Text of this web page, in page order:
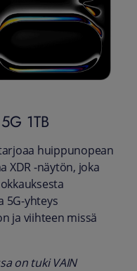
1TB
huippunopean
XDR -näytön, joka
5G-yhteys
ja viihteen missä
on tuki VAIN